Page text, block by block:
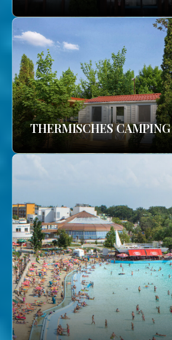
THERMISCHES CAMPING